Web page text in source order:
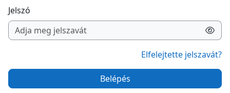
Jelszó
Elfelejtette jelszavát?
Belépés